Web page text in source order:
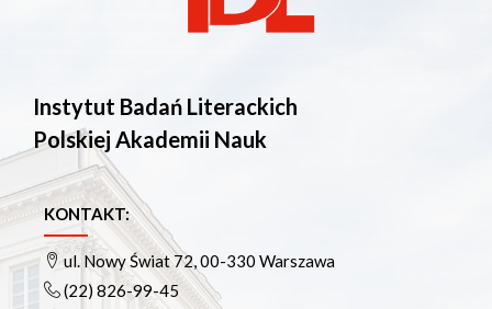
Instytut Badań Literackich
Polskiej Akademii Nauk
KONTAKT:
ul. Nowy Świat 72, 00-330 Warszawa
(22) 826-99-45